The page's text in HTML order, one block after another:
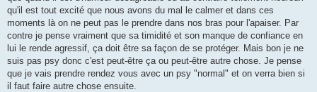
o
l
u
qu'il est tout excité que nous avons du mal le calmer et dans ces
moments là on ne peut pas le prendre dans nos bras pour l'apaiser. Par
contre je pense vraiment que sa timidité et son manque de confiance en
lui le rende agressif, ça doit être sa façon de se protéger. Mais bon je ne
suis pas psy donc c'est peut-être ça ou peut-être autre chose. Je pense
que je vais prendre rendez vous avec un psy "normal" et on verra bien si
il faut faire autre chose ensuite.